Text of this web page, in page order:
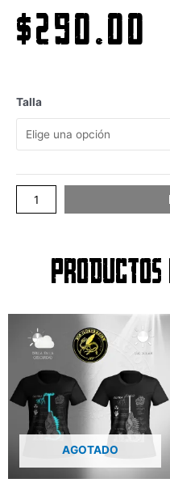
$290.00
Talla
AGOTADO